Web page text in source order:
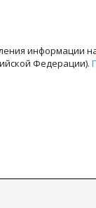
информации
Федерации).